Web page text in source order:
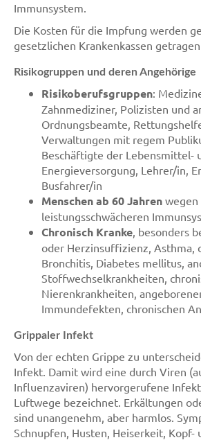
Immunsystem.
Die Kosten für die Impfung werden
gesetzlichen Krankenkassen
Risikogruppen und deren Angehörige
Risikoberufsgruppen:
Zahnmediziner, Polizisten und
Ordnungsbeamte,
Verwaltungen mit regem
Beschäftigte der Lebensmittel-
Energieversorgung, Lehrer/in,
Busfahrer/in
Menschen ab 60 Jahren wegen
leistungsschwächeren
Chronisch Kranke, besonders
oder Herzinsuffizienz, Asthma,
Bronchitis, Diabetes mellitus,
Stoffwechselkrankheiten,
Nierenkrankheiten,
Immundefekten, chronischen
Grippaler Infekt
Von der echten Grippe zu
Infekt. Damit wird eine durch Viren
Influenzaviren) hervorgerufene
Luftwege bezeichnet. Erkältungen
sind unangenehm, aber harmlos.
Schnupfen, Husten, Heiserkeit, Kopf-